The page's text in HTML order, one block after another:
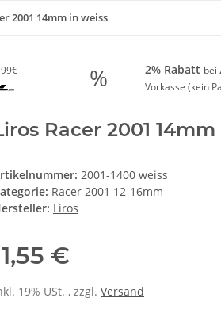
2001 14mm in weiss
% 2% Rabatt bei
Vorkasse (kein
Racer 2001
2001-1400 weiss
Racer 2001 12-16mm
Liros
€
19% USt. , zzgl. Versand